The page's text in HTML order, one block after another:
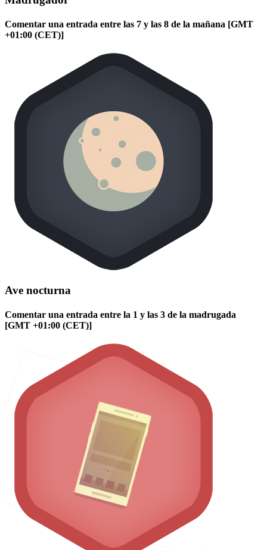
Comentar una entrada entre las 7 y las 8 de la mañana [GMT
+01:00 (CET)]
Ave nocturna
Comentar una entrada entre la 1 y las 3 de la madrugada
[GMT +01:00 (CET)]